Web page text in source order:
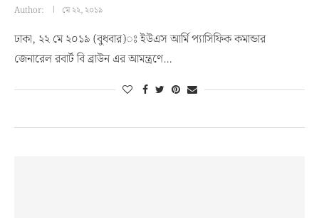
Author: মে ২২, ২০১৯
ঢাকা, ২২ মে ২০১৯ (বুধবার)ঃ ইউএস আর্মি প্যাসিফিক কমান্ডার
জেনারেল রবার্ট বি ব্রাউন এর আমন্ত্রণে…